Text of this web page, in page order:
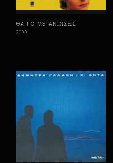
ΘΑ ΤΟ ΜΕΤΑΝΙΩΣΕΙΣ
2003